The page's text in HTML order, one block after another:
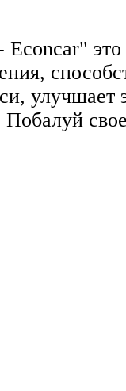
улучшает